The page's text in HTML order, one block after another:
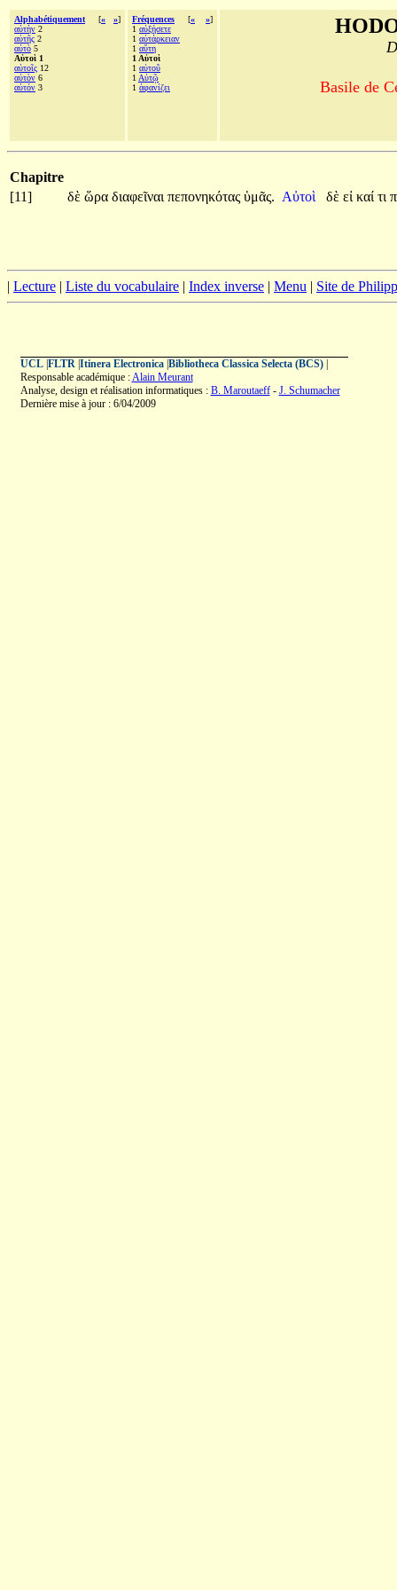
Alphabétiquement [« »]
αὐτὴν 2
αὐτῆς 2
αὐτὸ 5
Αὐτοὶ 1
αὐτοῖς 12
αὐτὸν 6
αὐτόν 3
Fréquences [« »]
1 αὐξήσετε
1 αὐτάρκειαν
1 αὕτη
1 Αὐτοὶ
1 αὑτοῦ
1 Αὐτῷ
1 ἀφανίζει Basile de
Chapitre
[11]
δὲ ὥρα διαφεῖναι πεπονηκότας ὑμᾶς. Αὐτοὶ δὲ εἰ καί τι
| Lecture | Liste du vocabulaire | Index inverse | Menu | Site de
UCL| FLTR| Itinera Electronica| Bibliotheca Classica Selecta (BCS)|
Responsable académique :Alain Meurant
Analyse, design et réalisation informatiques : B. Maroutaeff- J. Schumacher
Dernière mise à jour : 6/04/2009